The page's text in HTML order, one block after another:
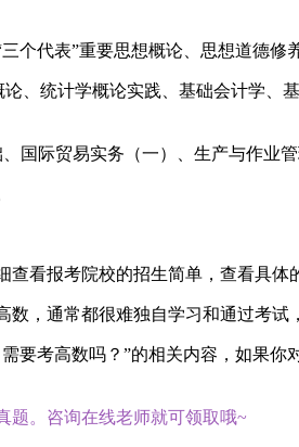
个代表”重要思想概论、思想道德
、统计学概论实践、基础会计学
国际贸易实务（一）、生产与作业
看报考院校的招生简单，查看具体
，通常都很难独自学习和通过考
要考高数吗？”的相关内容，如果
题。咨询在线老师就可领取哦~